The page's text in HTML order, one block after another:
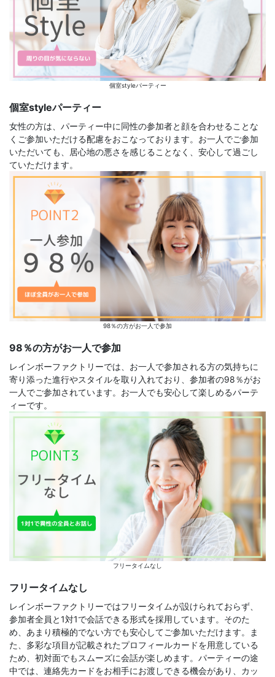
個室styleパーティー
個室styleパーティー
女性の方は、パーティー中に同性の参加者と顔を合わせることな
くご参加いただける配慮をおこなっております。お一人でご参加
いただいても、居心地の悪さを感じることなく、安心して過ごし
ていただけます。
98％の方がお一人で参加
98％の方がお一人で参加
レインボーファクトリーでは、お一人で参加される方の気持ちに
寄り添った進行やスタイルを取り入れており、参加者の98％がお
一人でご参加されています。お一人でも安心して楽しめるパーテ
ィーです。
フリータイムなし
フリータイムなし
レインボーファクトリーではフリータイムが設けられておらず、
参加者全員と1対1で会話できる形式を採用しています。そのた
め、あまり積極的でない方でも安心してご参加いただけます。ま
た、多彩な項目が記載されたプロフィールカードを用意している
ため、初対面でもスムーズに会話が楽しめます。パーティーの途
中では、連絡先カードをお相手にお渡しできる機会があり、カッ